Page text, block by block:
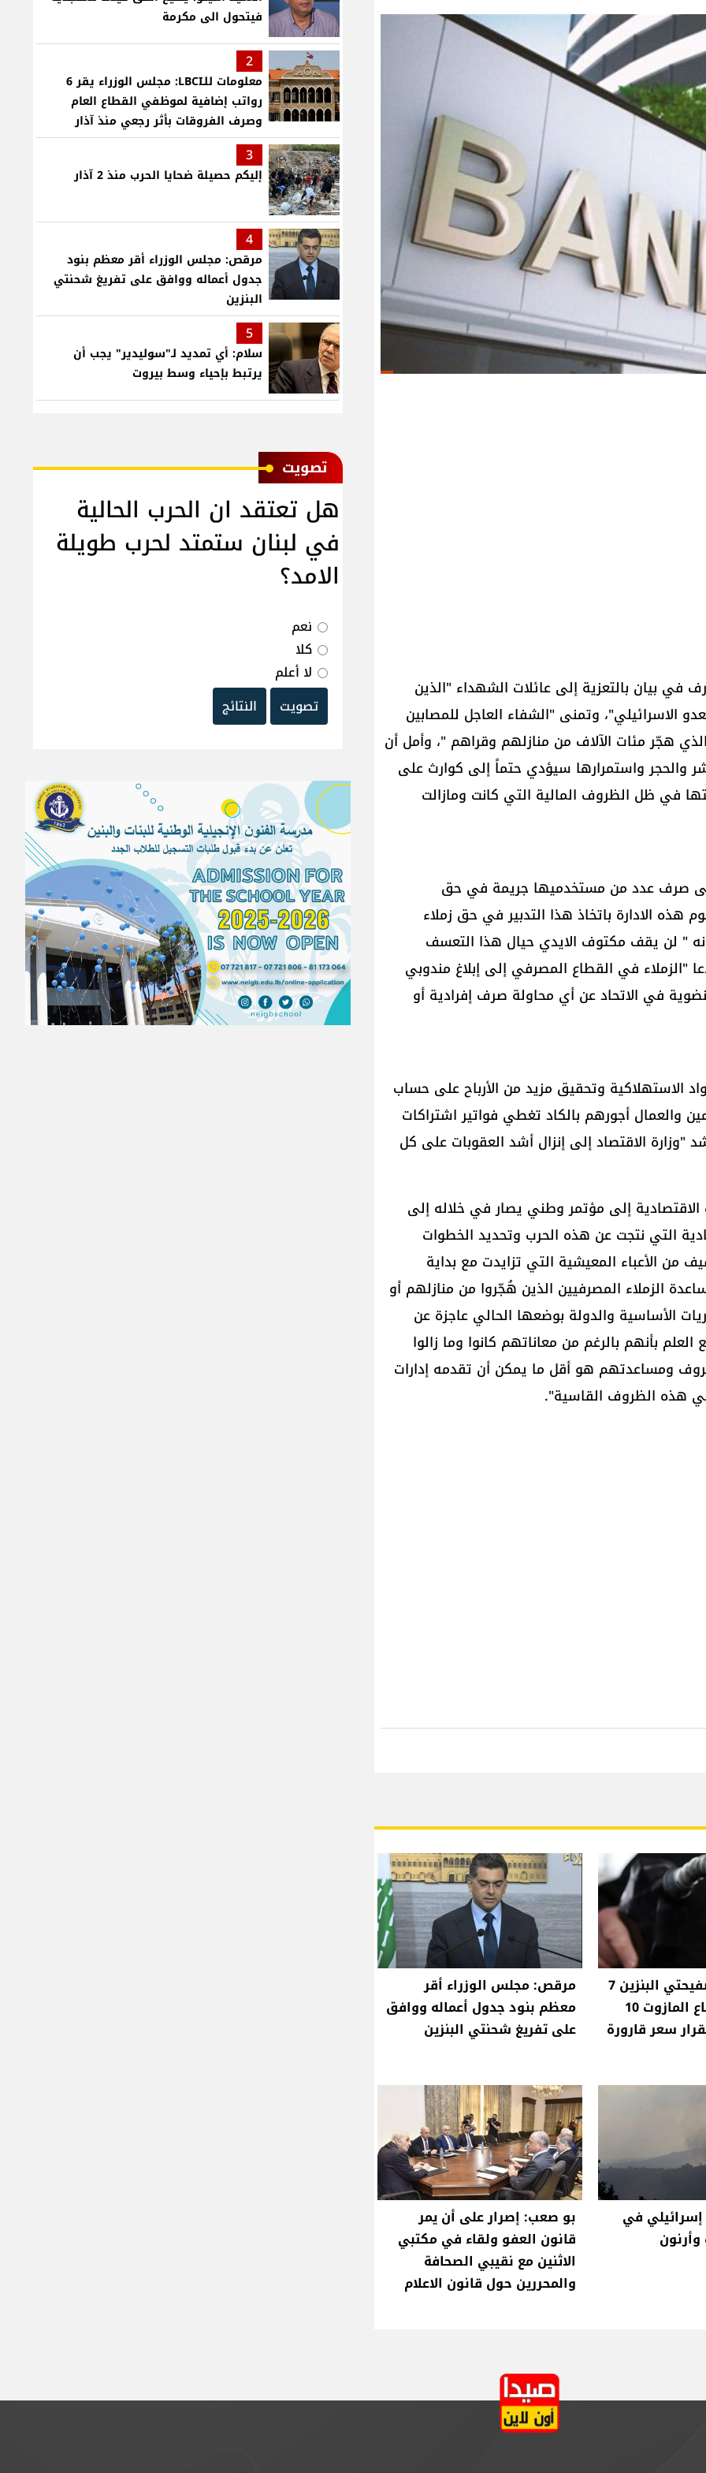
في بيان بالتعزية إلى عائلات ​الشهداء​ "الذين
الاسرائيلي"، وتمنى "الشفاء العاجل للمصابين
هجّر مئات الآلاف من منازلهم وقراهم "، وأمل أن
والحجر واستمرارها سيؤدي حتماً إلى كوارث على
في ظل الظروف المالية التي كانت ومازالت
على صرف عدد من مستخدميها جريمة في حق
الادارة باتخاذ هذا التدبير في حق زملاء
" لن يقف مكتوف الايدي حيال هذا التعسف
"الزملاء في القطاع المصرفي إلى إبلاغ مندوبي
في الاتحاد عن أي محاولة صرف إفرادية أو
الاستهلاكية وتحقيق مزيد من الأرباح على حساب
والعمال أجورهم بالكاد تغطي فواتير اشتراكات
"​وزارة الاقتصاد​ إلى إنزال أشد العقوبات على كل
الاقتصادية إلى ​مؤتمر وطني​ يصار في خلاله إلى
التي نتجت عن هذه الحرب وتحديد الخطوات
من ​الأعباء المعيشية​ التي تزايدت مع بداية
الزملاء المصرفيين الذين هُجّروا من منازلهم أو
الأساسية والدولة بوضعها الحالي عاجزة عن
بأنهم بالرغم من معاناتهم كانوا وما زالوا
ومساعدتهم هو أقل ما يمكن أن تقدمه إدارات
هذه الظروف القاسية".
انخفاض سعر صفيحتي البنزين 7
آلاف ليرة وارتفاع المازوت 10
سعر قارورة
مرقص: مجلس الوزراء أقر
معظم بنود جدول أعماله ووافق
على تفريغ شحنتي البنزين
في
بو صعب: إصرار على أن يمر
قانون العفو ولقاء في مكتبي
الاثنين مع نقيبي الصحافة
والمحررين حول قانون الاعلام
فيتحول الى مكرمة
2
معلومات للـLBCI: مجلس الوزراء يقر 6
رواتب إضافية لموظفي القطاع العام
وصرف الفروقات بأثر رجعي منذ آذار
3
إليكم حصيلة ضحايا الحرب منذ 2 آذار
4
مرقص: مجلس الوزراء أقر معظم بنود
جدول أعماله ووافق على تفريغ شحنتي
البنزين
5
سلام: أي تمديد لـ"سوليدير" يجب أن
يرتبط بإحياء وسط بيروت
ﺗﺼﻮﻳﺖ
هل تعتقد ان الحرب الحالية
في لبنان ستمتد لحرب طويلة
الامد؟
نعم
كلا
لا أعلم
تصويت
النتائج